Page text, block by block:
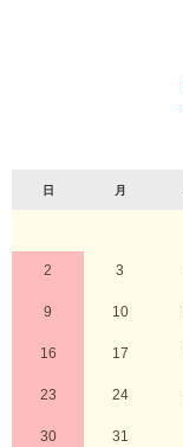
日 月
2 3
9 10
16 17
23 24
30 31